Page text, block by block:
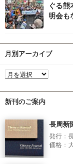
ぐる
明会も
月別アーカイブ
新刊のご案内
長周新
発行：
価格：